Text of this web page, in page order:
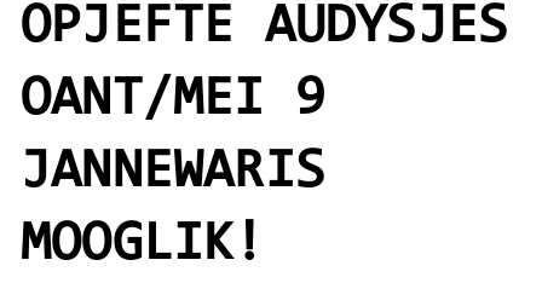
STIPERS
VIDEO'S
GASTEBOEK
OPJEFTE AUDYSJES
OANT/MEI 9
JANNEWARIS
MOOGLIK!